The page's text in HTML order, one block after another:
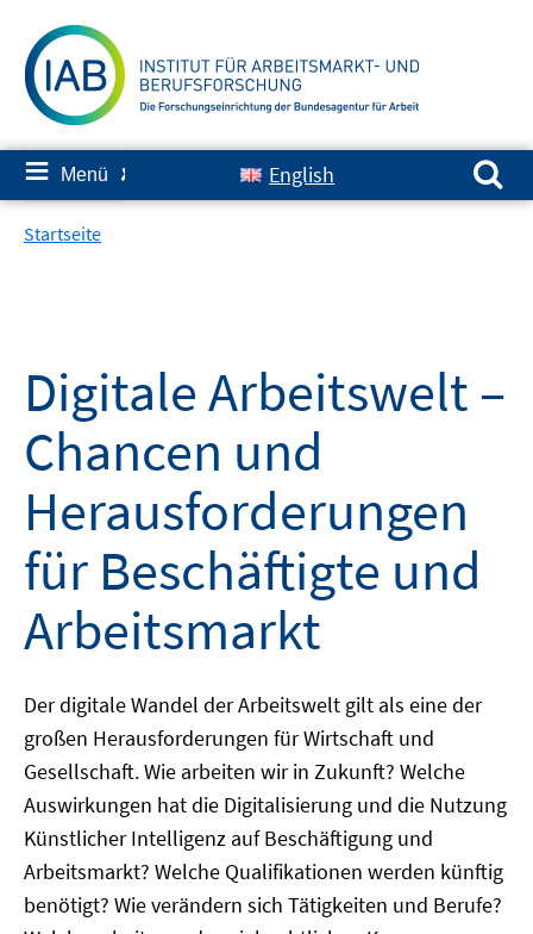
zum
Inhalt
≡ Menü ✘ English
Suchen nach:
Startseite
Digitale Arbeitswelt –
Chancen und
Herausforderungen
für Beschäftigte und
Arbeitsmarkt
Der digitale Wandel der Arbeitswelt gilt als eine der
großen Herausforderungen für Wirtschaft und
Gesellschaft. Wie arbeiten wir in Zukunft? Welche
Auswirkungen hat die Digitalisierung und die Nutzung
Künstlicher Intelligenz auf Beschäftigung und
Arbeitsmarkt? Welche Qualifikationen werden künftig
benötigt? Wie verändern sich Tätigkeiten und Berufe?